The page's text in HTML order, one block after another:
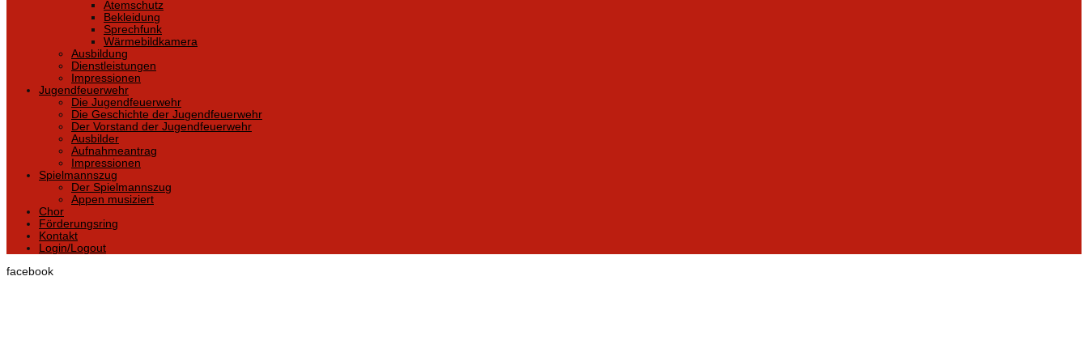
Atemschutz
Bekleidung
Sprechfunk
Wärmebildkamera
Ausbildung
Dienstleistungen
Impressionen
Jugendfeuerwehr
Die Jugendfeuerwehr
Die Geschichte der Jugendfeuerwehr
Der Vorstand der Jugendfeuerwehr
Ausbilder
Aufnahmeantrag
Impressionen
Spielmannszug
Der Spielmannszug
Appen musiziert
Chor
Förderungsring
Kontakt
Login/Logout
facebook